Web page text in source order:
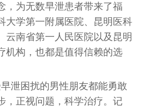
，为无数早泄患者带来了福
大学第一附属医院、昆明医科
云南省第一人民医院以及昆明
机构，也都是值得信赖的选
泄困扰的男性朋友都能勇敢
，正视问题，科学治疗。记